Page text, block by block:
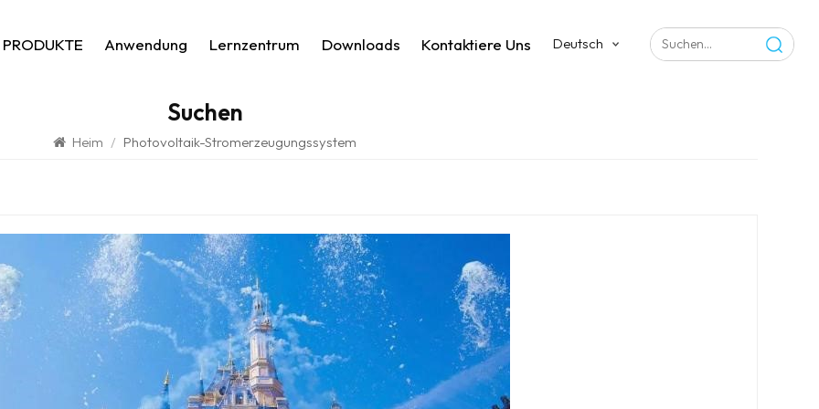
PRODUKTE Anwendung Lernzentrum Downloads Kontaktiere Uns Deutsch
Suchen
Heim / Photovoltaik-Stromerzeugungssystem